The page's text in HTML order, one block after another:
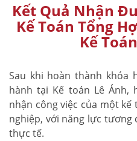
Kết Quả Nhận
Kế Toán Tổng
Kế
Sau khi hoàn thành khóa
hành tại Kế toán Lê Ánh,
nhận công việc của một
nghiệp, với năng lực tương
thực tế.